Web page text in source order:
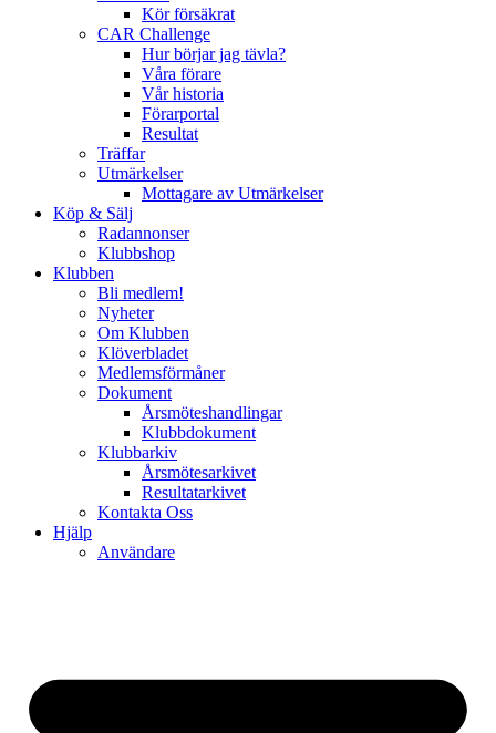
Kör försäkrat
CAR Challenge
Hur börjar jag tävla?
Våra förare
Vår historia
Förarportal
Resultat
Träffar
Utmärkelser
Mottagare av Utmärkelser
Köp & Sälj
Radannonser
Klubbshop
Klubben
Bli medlem!
Nyheter
Om Klubben
Klöverbladet
Medlemsförmåner
Dokument
Årsmöteshandlingar
Klubbdokument
Klubbarkiv
Årsmötesarkivet
Resultatarkivet
Kontakta Oss
Hjälp
Användare